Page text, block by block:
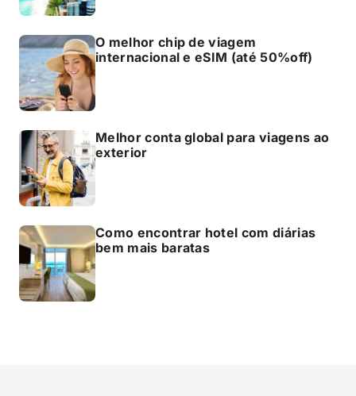
O melhor chip de viagem
internacional e eSIM (até 50%off)
Melhor conta global para viagens ao
exterior
Como encontrar hotel com diárias
bem mais baratas